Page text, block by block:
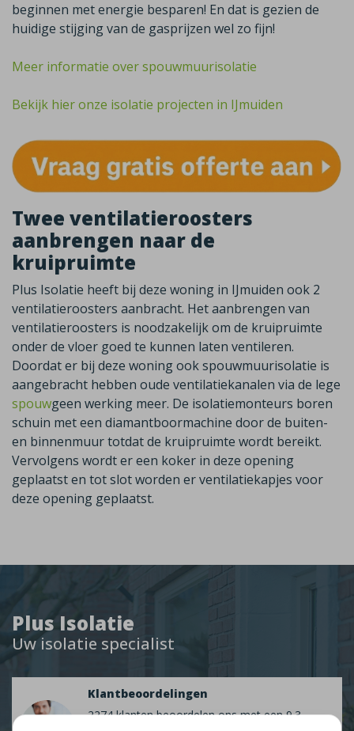
Plus Isolatie
Uw isolatie specialist
Klantbeoordelingen
2274 klanten beoordelen ons met een 9.3
beginnen met energie besparen! En dat is gezien de
huidige stijging van de gasprijzen wel zo fijn!
Meer informatie over spouwmuurisolatie
Bekijk hier onze isolatie projecten in IJmuiden
Twee ventilatieroosters
aanbrengen naar de
kruipruimte
Plus Isolatie heeft bij deze woning in IJmuiden ook 2
ventilatieroosters aanbracht. Het aanbrengen van
ventilatieroosters is noodzakelijk om de kruipruimte
onder de vloer goed te kunnen laten ventileren.
Doordat er bij deze woning ook spouwmuurisolatie is
aangebracht hebben oude ventilatiekanalen via de lege
spouwgeen werking meer. De isolatiemonteurs boren
schuin met een diamantboormachine door de buiten-
en binnenmuur totdat de kruipruimte wordt bereikt.
Vervolgens wordt er een koker in deze opening
geplaatst en tot slot worden er ventilatiekapjes voor
deze opening geplaatst.